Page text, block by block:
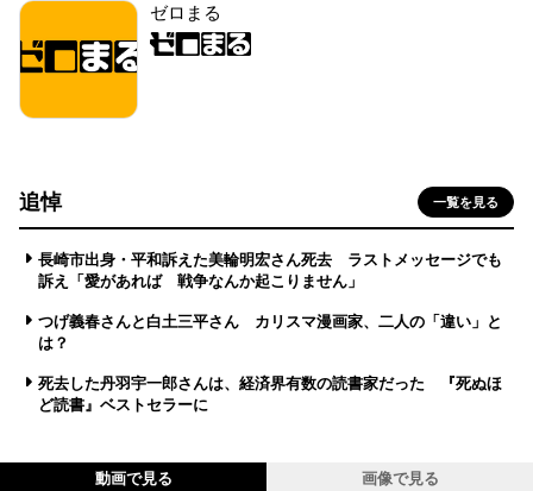
ゼロまる
追悼 一覧を見る
長崎市出身・平和訴えた美輪明宏さん死去 ラストメッセージでも
訴え「愛があれば 戦争なんか起こりません」
つげ義春さんと白土三平さん カリスマ漫画家、二人の「違い」と
は？
死去した丹羽宇一郎さんは、経済界有数の読書家だった 『死ぬほ
ど読書』ベストセラーに
動画で見る 画像で見る